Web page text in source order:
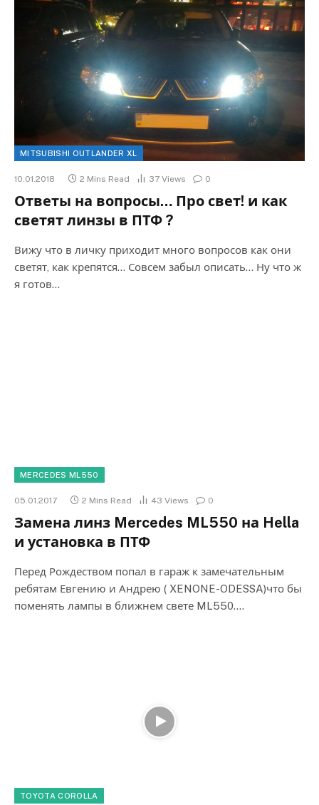
MITSUBISHI OUTLANDER XL
10.01.2018 2 Mins Read 37 Views 0
Ответы на вопросы… Про свет! и как
светят линзы в ПТФ ?
Вижу что в личку приходит много вопросов как они
светят, как крепятся… Совсем забыл описать… Ну что ж
я готов…
MERCEDES ML550
05.01.2017 2 Mins Read 43 Views 0
Замена линз Mercedes ML550 на Hella
и установка в ПТФ
Перед Рождеством попал в гараж к замечательным
ребятам Евгению и Андрею ( XENONE-ODESSA)что бы
поменять лампы в ближнем свете ML550.…
TOYOTA COROLLA